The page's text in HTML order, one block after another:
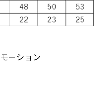
ーション